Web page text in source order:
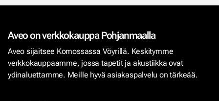
Aveo on verkkokauppa Pohjanmaalla
Aveo sijaitsee Komossassa Vöyrillä. Keskitymme
verkkokauppaamme, jossa tapetit ja akustiikka ovat
ydinaluettamme. Meille hyvä asiakaspalvelu on tärkeää.